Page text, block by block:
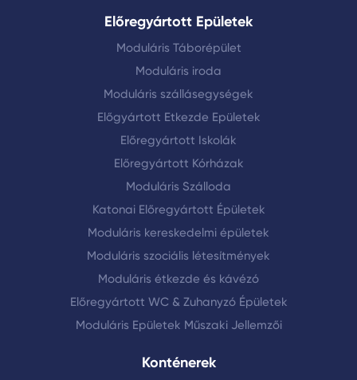
Előregyártott Epületek
Moduláris Táborépület
Moduláris iroda
Moduláris szállásegységek
Előgyártott Etkezde Epületek
Előregyártott Iskolák
Előregyártott Kórházak
Moduláris Szálloda
Katonai Előregyártott Épületek
Moduláris kereskedelmi épületek
Moduláris szociális létesítmények
Moduláris étkezde és kávézó
Előregyártott WC & Zuhanyzó Épületek
Moduláris Epületek Műszaki Jellemzői
Konténerek